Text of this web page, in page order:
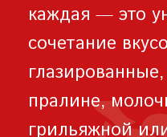
каждая — это
сочетание
пралине,
грильяжной